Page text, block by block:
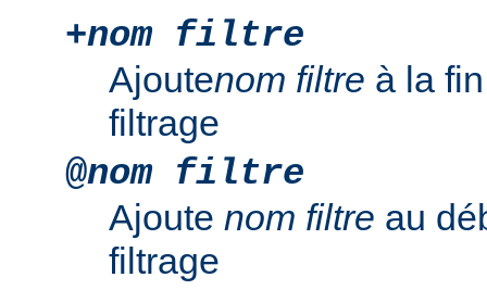
+nom filtre
Ajoutenom filtre à la
filtrage
@nom filtre
Ajoute nom filtre au
filtrage